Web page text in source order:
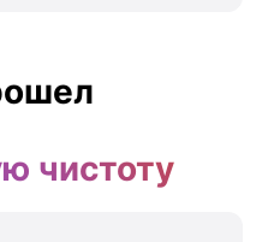
чистоту